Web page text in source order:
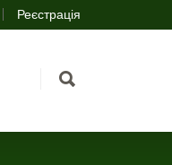
Реєстрація